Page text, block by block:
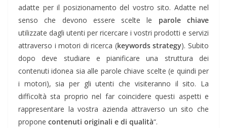
adatte per il posizionamento del vostro sito. Adatte nel
senso che devono essere scelte le parole chiave
utilizzate dagli utenti per ricercare i vostri prodotti e servizi
attraverso i motori di ricerca (keywords strategy). Subito
dopo deve studiare e pianificare una struttura dei
contenuti idonea sia alle parole chiave scelte (e quindi per
i motori), sia per gli utenti che visiteranno il sito. La
difficoltà sta proprio nel far coincidere questi aspetti e
rappresentare la vostra azienda attraverso un sito che
propone contenuti originali e di qualità“.